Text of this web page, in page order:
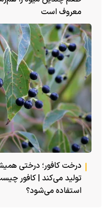
معروف است
درخت کافور؛ درختی
تولید می‌کند | کافور
استفاده می‌شود؟